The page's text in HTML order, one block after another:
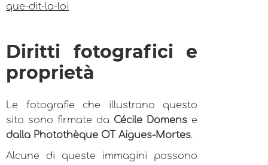
que-dit-la-loi
Diritti fotografici e
proprietà
Le fotografie che illustrano questo
sito sono firmate da Cécile Domens e
dalla Photothèque OT Aigues-Mortes.
Alcune di queste immagini possono